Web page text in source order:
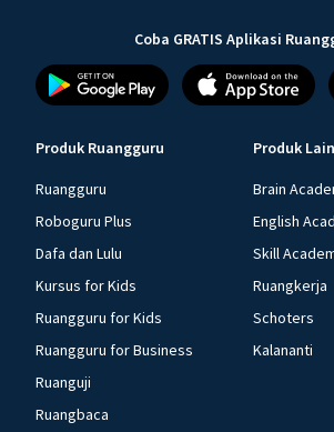
Coba GRATIS Aplikasi
Produk Ruangguru
Ruangguru
Roboguru Plus
Dafa dan Lulu
Kursus for Kids
Ruangguru for Kids
Ruangguru for Business
Ruanguji
Ruangbaca
Produk
Brain
English
Skill
Ruangkerja
Schoters
Kalananti